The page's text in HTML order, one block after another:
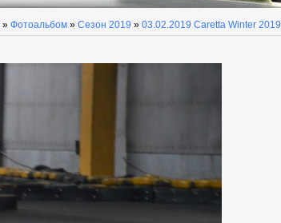
» Фотоальбом » Сезон 2019 » 03.02.2019 Caretta Winter 2019